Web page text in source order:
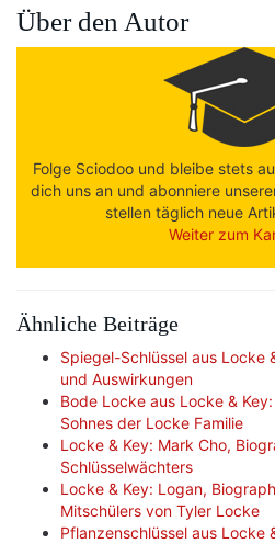
Über den Autor
Folge Sciodoo und bleibe stets
dich uns an und abonniere
stellen täglich neue
Weiter zum
Ähnliche Beiträge
Spiegel-Schlüssel aus Locke
und Auswirkungen
Bode Locke aus Locke &
Sohnes der Locke Familie
Locke & Key: Mark Cho,
Schlüsselwächters
Locke & Key: Logan,
Mitschülers von Tyler Locke
Pflanzenschlüssel aus Locke